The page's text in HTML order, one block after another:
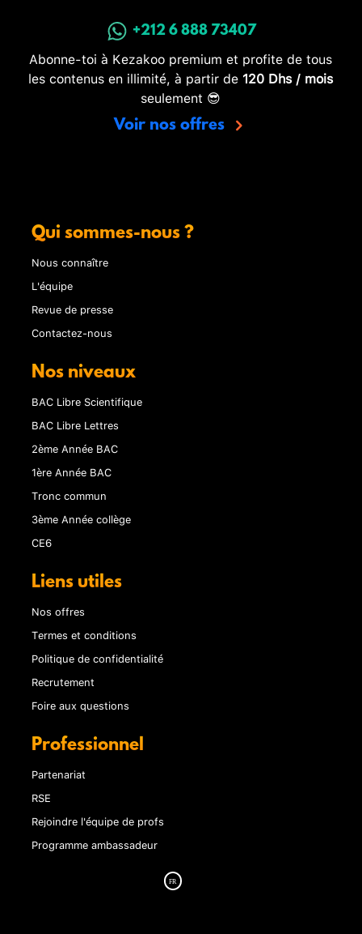
+212 6 888 73407
Abonne-toi à Kezakoo premium et profite de tous
les contenus en illimité, à partir de 120 Dhs / mois
seulement 😎
Voir nos offres
Qui sommes-nous ?
Nous connaître
L'équipe
Revue de presse
Contactez-nous
Nos niveaux
BAC Libre Scientifique
BAC Libre Lettres
2ème Année BAC
1ère Année BAC
Tronc commun
3ème Année collège
CE6
Liens utiles
Nos offres
Termes et conditions
Politique de confidentialité
Recrutement
Foire aux questions
Professionnel
Partenariat
RSE
Rejoindre l'équipe de profs
Programme ambassadeur